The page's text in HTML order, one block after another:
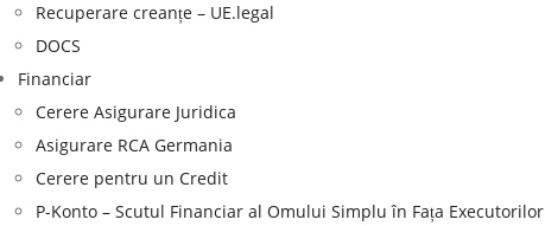
Recuperare creanțe – UE.legal
DOCS
Financiar
Cerere Asigurare Juridica
Asigurare RCA Germania
Cerere pentru un Credit
P-Konto – Scutul Financiar al Omului Simplu în Fața Executorilor